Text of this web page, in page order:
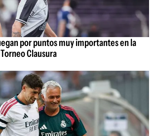
por puntos muy importantes en la
Clausura